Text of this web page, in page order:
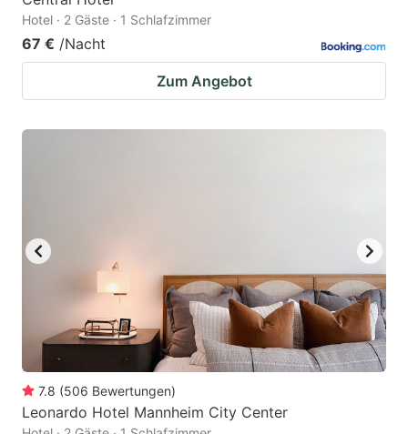
Hotel · 2 Gäste · 1 Schlafzimmer
67 € /Nacht
Zum Angebot
7.8 (506 Bewertungen)
Leonardo Hotel Mannheim City Center